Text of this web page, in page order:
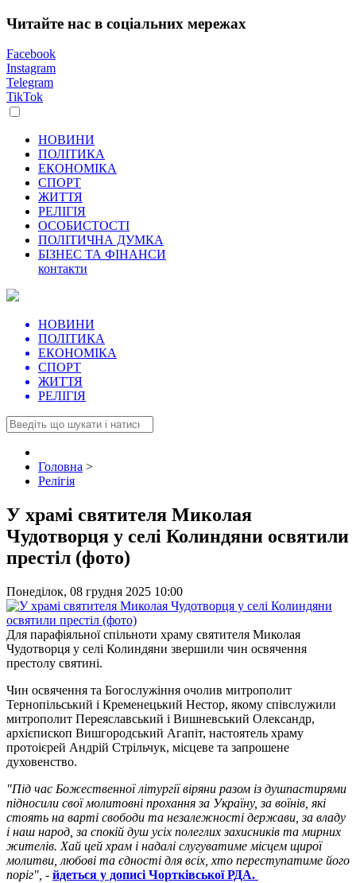
Читайте нас в соціальних мережах
Facebook
Instagram
Telegram
TikTok
НОВИНИ
ПОЛІТИКА
ЕКОНОМІКА
СПОРТ
ЖИТТЯ
РЕЛІГІЯ
ОСОБИСТОСТІ
ПОЛІТИЧНА ДУМКА
БІЗНЕС ТА ФІНАНСИ
контакти
НОВИНИ
ПОЛІТИКА
ЕКОНОМІКА
СПОРТ
ЖИТТЯ
РЕЛІГІЯ
Головна >
Релігія
У храмі святителя Миколая
Чудотворця у селі Колиндяни освятили
престіл (фото)
Понеділок, 08 грудня 2025 10:00
Для парафіяльної спільноти храму святителя Миколая
Чудотворця у селі Колиндяни звершили чин освячення
престолу святині.
Чин освячення та Богослужіння очолив митрополит
Тернопільський і Кременецький Нестор, якому співслужили
митрополит Переяславський і Вишневський Олександр,
архієпископ Вишгородський Агапіт, настоятель храму
протоієрей Андрій Стрільчук, місцеве та запрошене
духовенство.
"Під час Божественної літургії віряни разом із душпастирями
підносили свої молитовні прохання за Україну, за воїнів, які
стоять на варті свободи та незалежності держави, за владу
і наш народ, за спокій душ усіх полеглих захисників та мирних
жителів. Хай цей храм і надалі слугуватиме місцем щирої
молитви, любові та єдності для всіх, хто переступатиме його
поріг", - йдеться у дописі Чортківської РДА.